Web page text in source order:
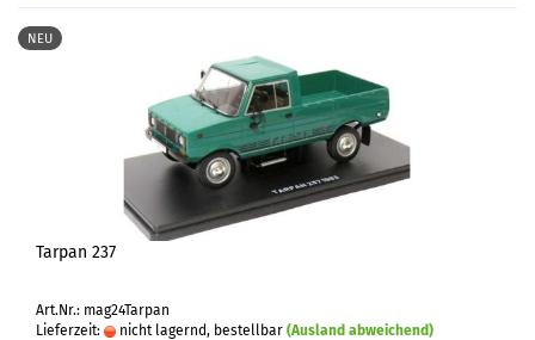
NEU
Tarpan 237
Art.Nr.: mag24Tarpan
Lieferzeit:
nicht lagernd, bestellbar (Ausland abweichend)